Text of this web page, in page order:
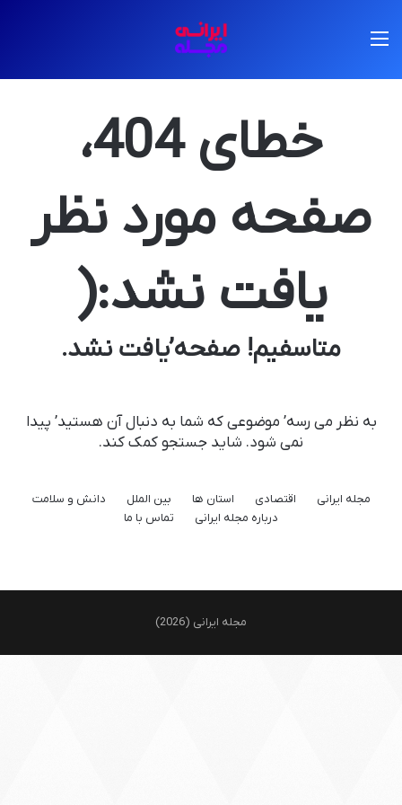
خطای 404،
صفحه مورد نظر
یافت نشد:(
متاسفیم! صفحه’یافت نشد.
به نظر می رسه’ موضوعی که شما به دنبال آن هستید’ پیدا
نمی شود. شاید جستجو کمک کند.
مجله ایرانی اقتصادی استان ها بین الملل
دانش و سلامت
درباره مجله ایرانی
تماس با ما
مجله ایرانی (2026)